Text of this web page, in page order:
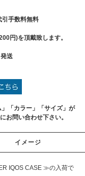
引手数料無料
円)を頂戴致します。
送
「カラー」「サイズ」が
お問い合わせ下さい。
イメージ
IQOS CASE ≫の入荷で